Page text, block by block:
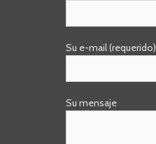
Su e-mail (requerido)
Su mensaje